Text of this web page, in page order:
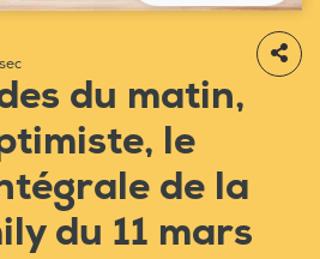
du matin,
le
de la
du 11 mars